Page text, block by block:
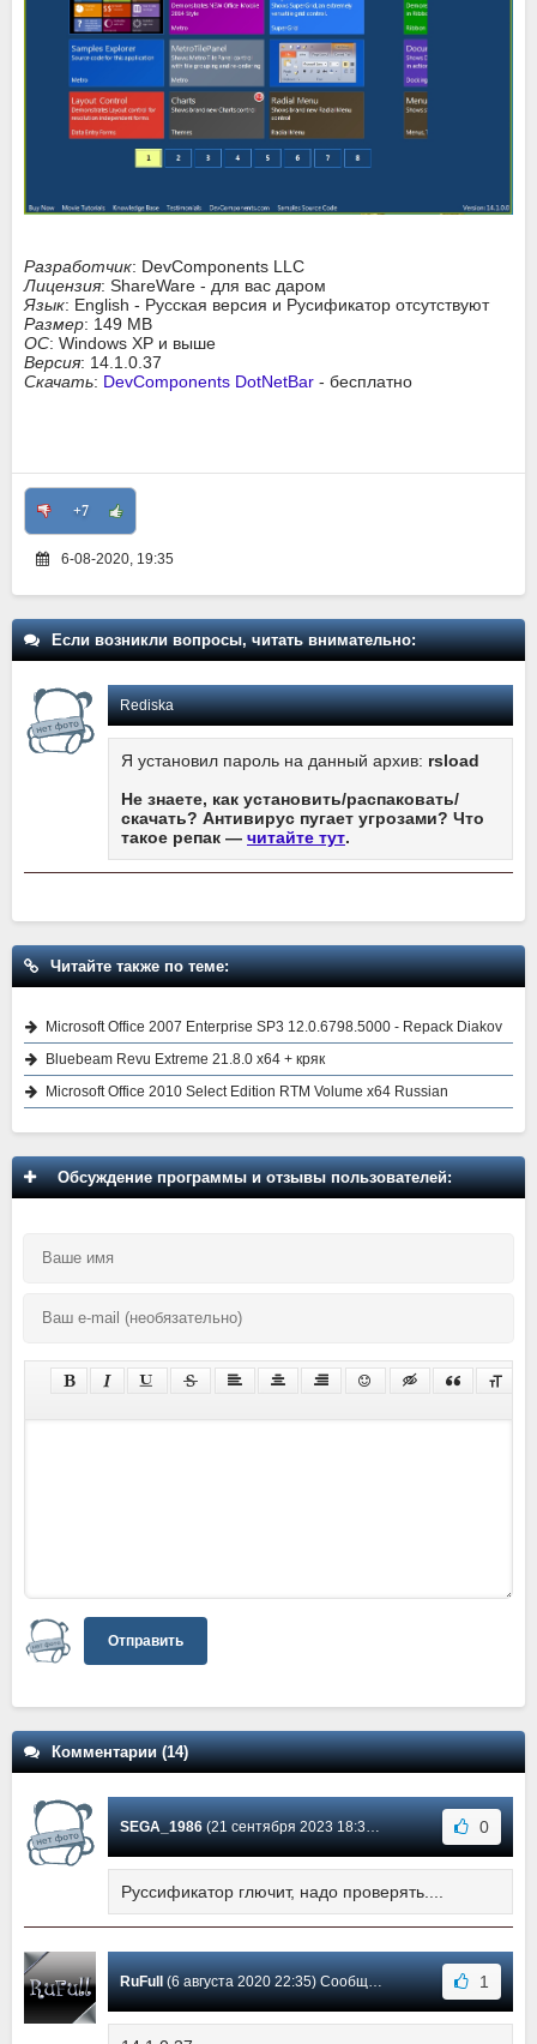
Разработчик: DevComponents LLC
Лицензия: ShareWare - для вас даром
Язык: English - Русская версия и Русификатор отсутствуют
Размер: 149 MB
ОС: Windows XP и выше
Версия: 14.1.0.37
Скачать: DevComponents DotNetBar - бесплатно
+7
6-08-2020, 19:35
Если возникли вопросы, читать внимательно:
Rediska
Я установил пароль на данный архив: rsload
Не знаете, как установить/распаковать/
скачать? Антивирус пугает угрозами? Что
такое репак — читайте тут.
Читайте также по теме:
Microsoft Office 2007 Enterprise SP3 12.0.6798.5000 - Repack Diakov
Bluebeam Revu Extreme 21.8.0 x64 + кряк
Microsoft Office 2010 Select Edition RTM Volume x64 Russian
Обсуждение программы и отзывы пользователей:
Отправить
Комментарии (14)
SEGA_1986(21 сентября 2023 18:30) Сообщение #11 0
Руссификатор глючит, надо проверять....
RuFull (6 августа 2020 22:35) Сообщение #10 1